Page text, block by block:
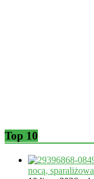
Top 10
nocą,